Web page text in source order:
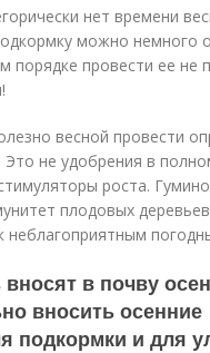
нет времени
можно немного
порядке провести ее не
весной провести
Это не удобрения в
роста.
плодовых
неблагоприятным
в почву
вносить осенние
подкормки и для